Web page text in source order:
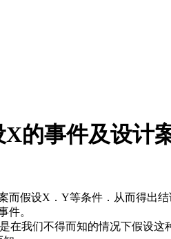
的事件及设计
假设X．Y等条件．从而得出
件。
在我们不得而知的情况下假设